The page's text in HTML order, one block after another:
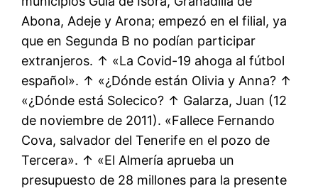
Abona, Adeje y Arona; empezó en el filial, ya
que en Segunda B no podían participar
extranjeros. ↑ «La Covid-19 ahoga al fútbol
español». ↑ «¿Dónde están Olivia y Anna? ↑
«¿Dónde está Solecico? ↑ Galarza, Juan (12
de noviembre de 2011). «Fallece Fernando
Cova, salvador del Tenerife en el pozo de
Tercera». ↑ «El Almería aprueba un
presupuesto de 28 millones para la presente